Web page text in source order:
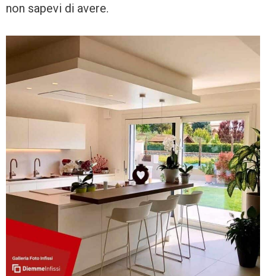
non sapevi di avere.